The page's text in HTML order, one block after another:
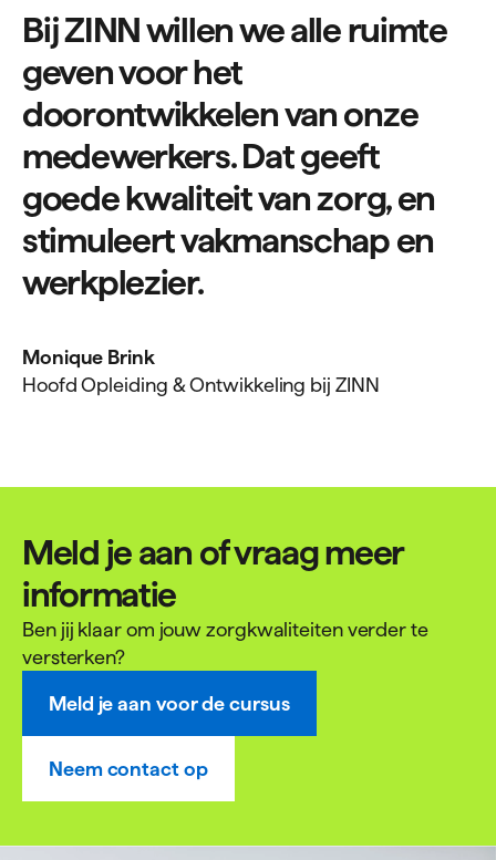
Bij ZINN willen we alle ruimte
geven voor het
doorontwikkelen van onze
medewerkers. Dat geeft
goede kwaliteit van zorg, en
stimuleert vakmanschap en
werkplezier.
Monique Brink
Hoofd Opleiding & Ontwikkeling bij ZINN
Meld je aan of vraag meer
informatie
Ben jij klaar om jouw zorgkwaliteiten verder te
versterken?
Meld je aan voor de cursus
Neem contact op